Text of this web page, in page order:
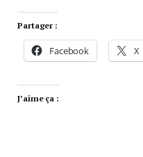
Partager :
Facebook X
J’aime ça :